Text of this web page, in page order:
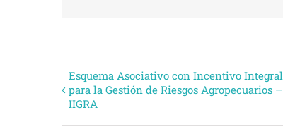
Evento
Navegación
Esquema Asociativo con Incentivo Integral
para la Gestión de Riesgos Agropecuarios –
IIGRA